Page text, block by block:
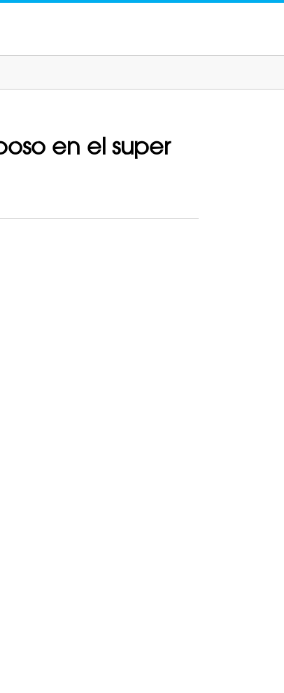
en el super